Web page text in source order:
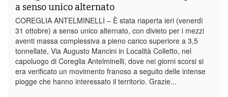
a senso unico alternato
COREGLIA ANTELMINELLI – È stata riaperta ieri (venerdì
31 ottobre) a senso unico alternato, con divieto per i mezzi
aventi massa complessiva a pieno carico superiore a 3,5
tonnellate, Via Augusto Mancini in Località Colletto, nel
capoluogo di Coreglia Antelminelli, dove nei giorni scorsi si
era verificato un movimento franoso a seguito delle intense
piogge che hanno interessato il territorio. Grazie...